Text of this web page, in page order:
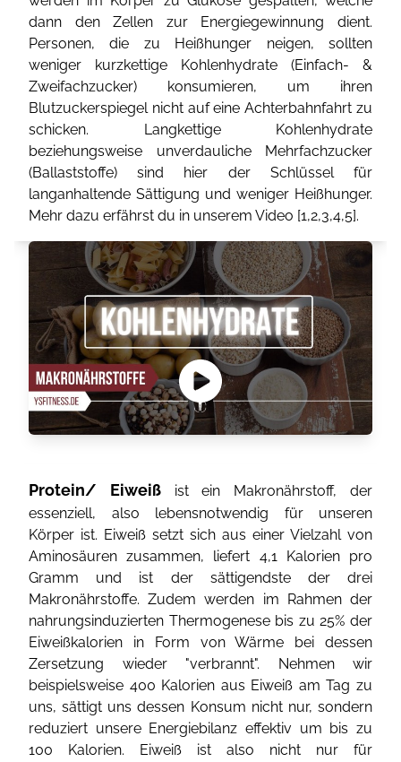
dann den Zellen zur Energiegewinnung dient.
Personen, die zu Heißhunger neigen, sollten
weniger kurzkettige Kohlenhydrate (Einfach- &
Zweifachzucker) konsumieren, um ihren
Blutzuckerspiegel nicht auf eine Achterbahnfahrt zu
schicken. Langkettige Kohlenhydrate
beziehungsweise unverdauliche Mehrfachzucker
(Ballaststoffe) sind hier der Schlüssel für
langanhaltende Sättigung und weniger Heißhunger.
Mehr dazu erfährst du in unserem Video [1,2,3,4,5].
Protein/ Eiweißist ein Makronährstoff, der
essenziell, also lebensnotwendig für unseren
Körper ist. Eiweiß setzt sich aus einer Vielzahl von
Aminosäuren zusammen, liefert 4,1 Kalorien pro
Gramm und ist der sättigendste der drei
Makronährstoffe. Zudem werden im Rahmen der
nahrungsinduzierten Thermogenese bis zu 25% der
Eiweißkalorien in Form von Wärme bei dessen
Zersetzung wieder "verbrannt". Nehmen wir
beispielsweise 400 Kalorien aus Eiweiß am Tag zu
uns, sättigt uns dessen Konsum nicht nur, sondern
reduziert unsere Energiebilanz effektiv um bis zu
100 Kalorien. Eiweiß ist also nicht nur für